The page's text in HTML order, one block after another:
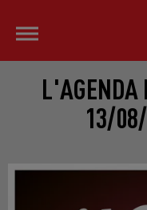
L'AGENDA
13/